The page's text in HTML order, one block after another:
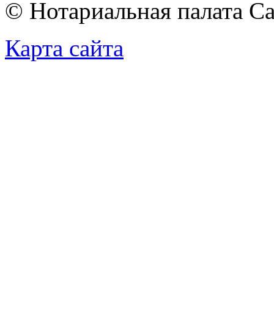
© Нотариальная палата
Карта сайта